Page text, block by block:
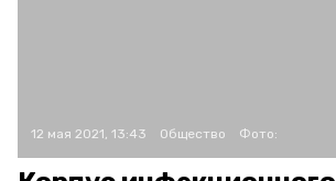
12 мая 2021, 13:43 Общество Фото: